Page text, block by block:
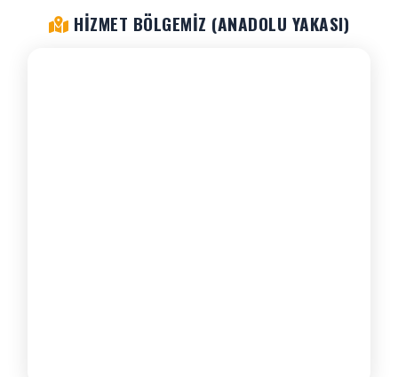
HIZMET BÖLGEMIZ (ANADOLU YAKASI)